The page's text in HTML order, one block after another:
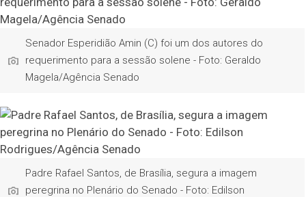
Senador Esperidião Amin (C) foi um dos autores do
requerimento para a sessão solene - Foto: Geraldo
Magela/Agência Senado
Padre Rafael Santos, de Brasília, segura a imagem
peregrina no Plenário do Senado - Foto: Edilson